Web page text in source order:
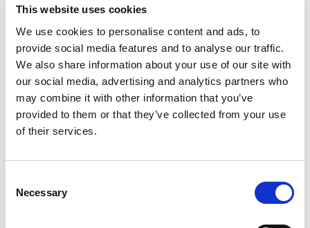
This website uses cookies
We use cookies to personalise content and ads, to
provide social media features and to analyse our traffic.
We also share information about your use of our site with
our social media, advertising and analytics partners who
may combine it with other information that you’ve
provided to them or that they’ve collected from your use
of their services.
Selection
Necessary
Peso a vuoto 1387 Kg
Optional di serie